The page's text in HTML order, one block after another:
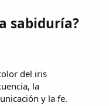
sabiduría?
del iris
la
y la fe.